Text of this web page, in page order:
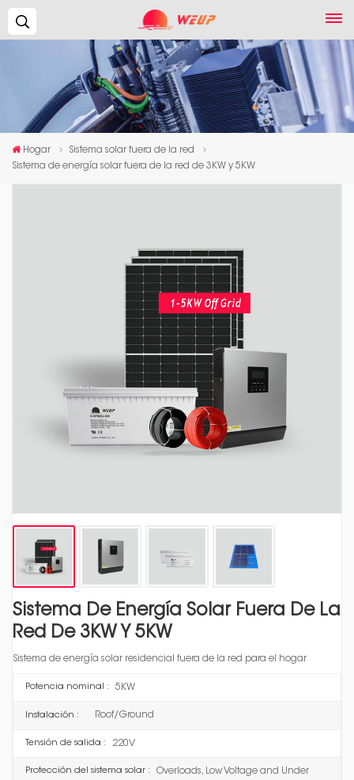
Hogar
Sistema solar fuera de la red
Sistema de energía solar fuera de la red de 3KW y 5KW
Sistema De Energía Solar Fuera De La
Red De 3KW Y 5KW
Sistema de energía solar residencial fuera de la red para el hogar
Potencia nominal : 5KW
Instalación : Roof/Ground
Tensión de salida : 220V
Protección del sistema solar :
Overloads, Low Voltage and Under